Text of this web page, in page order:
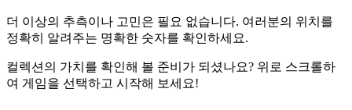
더 이상의 추측이나 고민은 필요 없습니다. 여러분의 위치를
정확히 알려주는 명확한 숫자를 확인하세요.
컬렉션의 가치를 확인해 볼 준비가 되셨나요? 위로 스크롤하
여 게임을 선택하고 시작해 보세요!